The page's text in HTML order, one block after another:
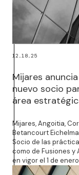
12.18.25
Mijares
nuevo socio
área
Mijares, Angoitia,
Betancourt
Socio de las
como de Fusiones y
en vigor el 1 de